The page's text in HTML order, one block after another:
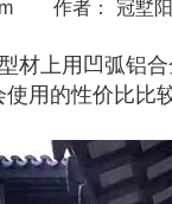
作者： 冠墅
型材上用凹弧铝
用的性价比比